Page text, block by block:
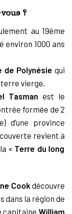
?
au 19ème
environ 1000 ans
de Polynésie qui
vierge.
Tasman est le
formée de 2
d’une province
revient à
« Terre du long
Cookdécouvre
dans la région de
capitaineWilliam